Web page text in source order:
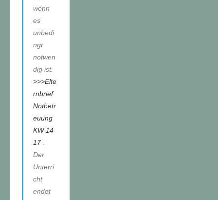
wenn
es
unbedi
ngt
notwen
dig ist.
>>>Elte
rnbrief
Notbetr
euung
KW 14-
17.
Der
Unterri
cht
endet